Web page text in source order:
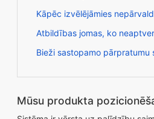
Kāpēc izvēlējāmies
Atbildības jomas, ko
Bieži sastopamo pārpratumu
Mūsu produkta